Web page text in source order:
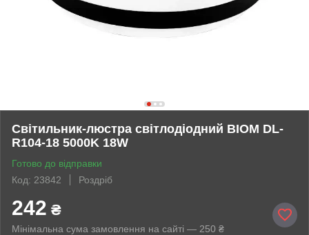
Світильник-люстра світлодіодний BIOM DL-
R104-18 5000K 18W
Готово до відправки
Код: 23842
Роздріб
242 ₴
Мінімальна сума замовлення на сайті — 250 ₴